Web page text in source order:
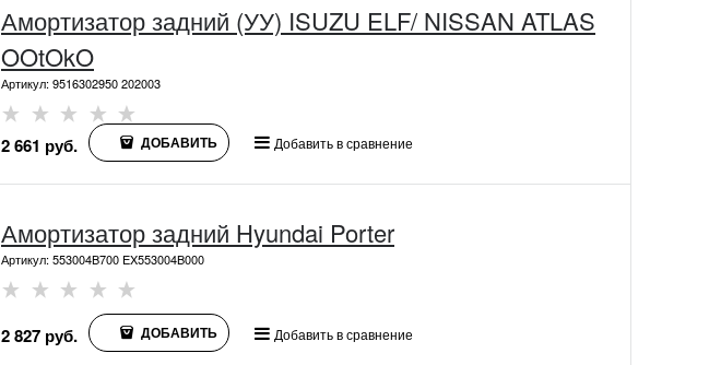
Амортизатор задний (УУ) ISUZU ELF/ NISSAN ATLAS
OOtOkO
Артикул: 9516302950 202003
2 661 руб. ДОБАВИТЬ Добавить в сравнение
Амортизатор задний Hyundai Porter
Артикул: 553004B700 EX553004B000
2 827 руб. ДОБАВИТЬ Добавить в сравнение